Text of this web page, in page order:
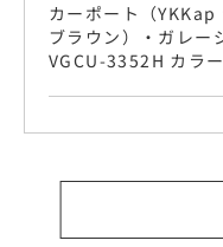
カーポート（
ブラウン）・ガレ
VGCU-3352H カラ